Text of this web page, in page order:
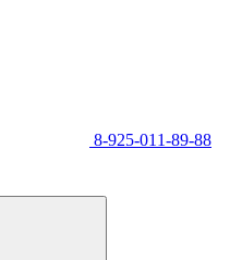
8-925-011-89-88